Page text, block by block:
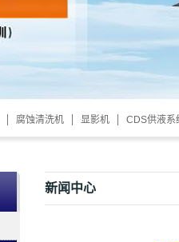
腐蚀清洗机 显影机 CDS供液系
新闻中心